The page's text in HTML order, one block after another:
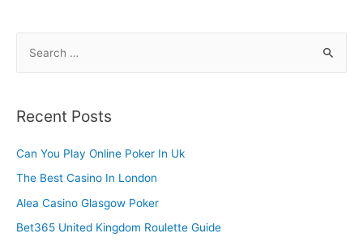
r
h
f
o
Recent Posts
Can You Play Online Poker In Uk
The Best Casino In London
Alea Casino Glasgow Poker
Bet365 United Kingdom Roulette Guide